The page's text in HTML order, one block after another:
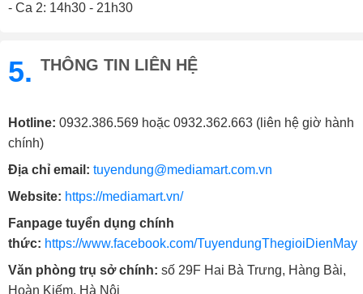
- Ca 2: 14h30 - 21h30
5. THÔNG TIN LIÊN HỆ
Hotline: 0932.386.569 hoặc 0932.362.663 (liên hệ giờ hành
chính)
Địa chỉ email: tuyendung@mediamart.com.vn
Website: https://mediamart.vn/
Fanpage tuyển dụng chính
thức: https://www.facebook.com/TuyendungThegioiDienMay
Văn phòng trụ sở chính: số 29F Hai Bà Trưng, Hàng Bài,
Hoàn Kiếm, Hà Nội